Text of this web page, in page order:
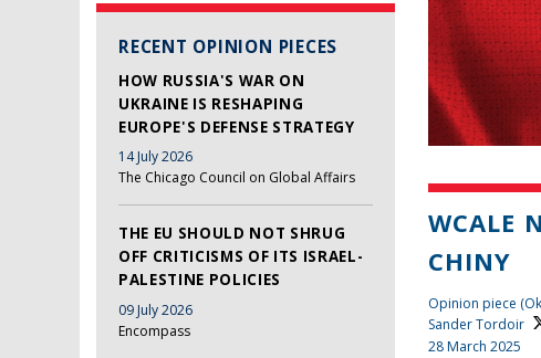
RECENT OPINION PIECES
HOW RUSSIA'S WAR ON
UKRAINE IS RESHAPING
EUROPE'S DEFENSE STRATEGY
14 July 2026
The Chicago Council on Global Affairs
THE EU SHOULD NOT SHRUG
OFF CRITICISMS OF ITS ISRAEL-
PALESTINE POLICIES
09 July 2026
Encompass
WCALE
CHINY
Opinion piece
Sander Tordoir
28 March 2025